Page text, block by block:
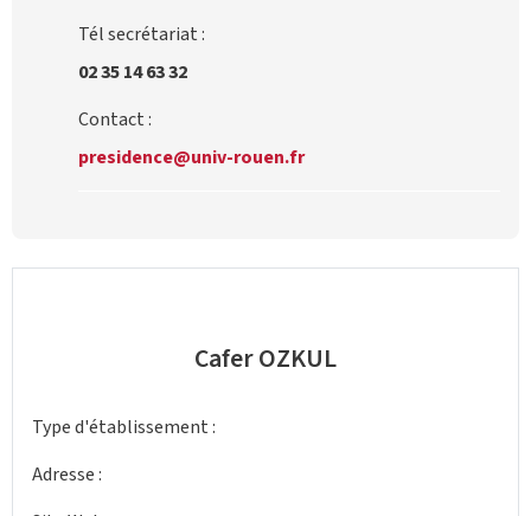
Tél secrétariat :
02 35 14 63 32
Contact :
presidence@univ-rouen.fr
Cafer OZKUL
Type d'établissement :
Adresse :